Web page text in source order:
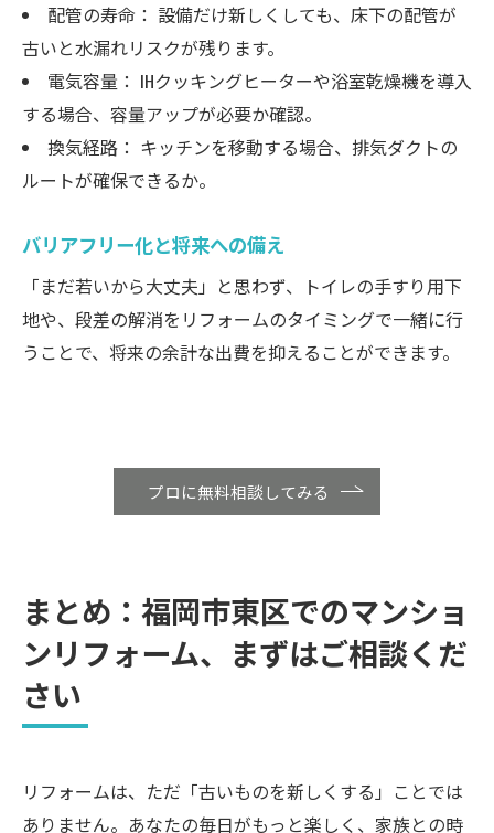
配管の寿命： 設備だけ新しくしても、床下の配管が
古いと水漏れリスクが残ります。
電気容量： IHクッキングヒーターや浴室乾燥機を導入
する場合、容量アップが必要か確認。
換気経路： キッチンを移動する場合、排気ダクトの
ルートが確保できるか。
バリアフリー化と将来への備え
「まだ若いから大丈夫」と思わず、トイレの手すり用下
地や、段差の解消をリフォームのタイミングで一緒に行
うことで、将来の余計な出費を抑えることができます。
プロに無料相談してみる
まとめ：福岡市東区でのマンショ
ンリフォーム、まずはご相談くだ
さい
リフォームは、ただ「古いものを新しくする」ことでは
ありません。あなたの毎日がもっと楽しく、家族との時